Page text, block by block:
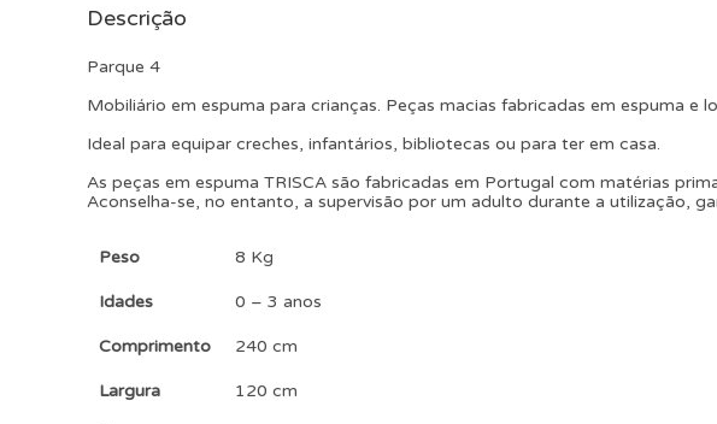
Descrição
Parque 4
Mobiliário em espuma para crianças. Peças macias fabricadas em espuma e
Ideal para equipar creches, infantários, bibliotecas ou para ter em casa.
As peças em espuma TRISCA são fabricadas em Portugal com matérias
Aconselha-se, no entanto, a supervisão por um adulto durante a utilização,
Peso 8 Kg
Idades 0 – 3 anos
Comprimento 240 cm
Largura 120 cm